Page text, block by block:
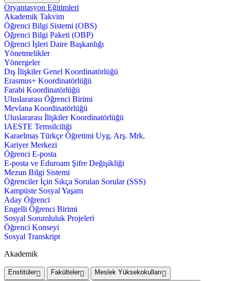
Oryantasyon Eğitimleri
Akademik Takvim
Öğrenci Bilgi Sistemi (OBS)
Öğrenci Bilgi Paketi (OBP)
Öğrenci İşleri Daire Başkanlığı
Yönetmelikler
Yönergeler
Dış İlişkiler Genel Koordinatörlüğü
Erasmus+ Koordinatörlüğü
Farabi Koordinatörlüğü
Uluslararası Öğrenci Birimi
Mevlana Koordinatörlüğü
Uluslararası İlişkiler Koordinatörlüğü
IAESTE Temsilciliği
Karaelmas Türkçe Öğretimi Uyg. Arş. Mrk.
Kariyer Merkezi
Öğrenci E-posta
E-posta ve Eduroam Şifre Değişikliği
Mezun Bilgi Sistemi
Öğrenciler İçin Sıkça Sorulan Sorular (SSS)
Kampüste Sosyal Yaşam
Aday Öğrenci
Engelli Öğrenci Birimi
Sosyal Sorumluluk Projeleri
Öğrenci Konseyi
Sosyal Transkript
Akademik
Enstitüler Fakülteler
Meslek Yüksekokulları